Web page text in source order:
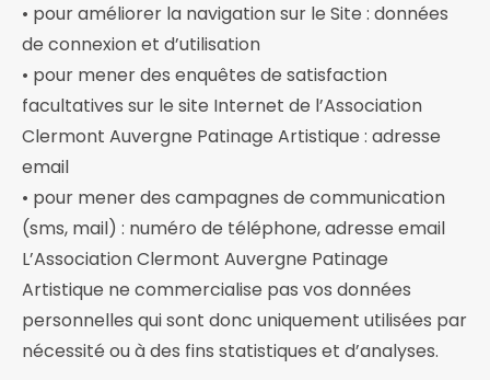
• pour améliorer la navigation sur le Site : données
de connexion et d’utilisation
• pour mener des enquêtes de satisfaction
facultatives sur le site Internet de l’Association
Clermont Auvergne Patinage Artistique : adresse
email
• pour mener des campagnes de communication
(sms, mail) : numéro de téléphone, adresse email
L’Association Clermont Auvergne Patinage
Artistique ne commercialise pas vos données
personnelles qui sont donc uniquement utilisées par
nécessité ou à des fins statistiques et d’analyses.